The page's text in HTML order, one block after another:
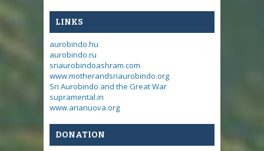
LINKS
aurobindo.hu
aurobindo.ru
sriaurobindoashram.com
www.motherandsriaurobindo.org
Sri Aurobindo and the Great War
supramental.in
www.arianuova.org
DONATION